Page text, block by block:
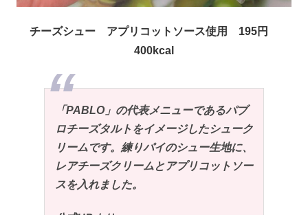
チーズシュー アプリコットソース使用 195円
400kcal
「PABLO」の代表メニューであるパブ
ロチーズタルトをイメージしたシューク
リームです。練りパイのシュー生地に、
レアチーズクリームとアプリコットソー
スを入れました。